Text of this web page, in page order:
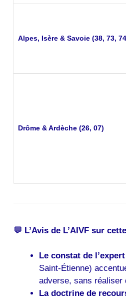
Alpes, Isère & Savoie (38, 73,
Drôme & Ardèche (26, 07)
💬 L’Avis de L’AIVF sur
Le constat de
Saint-Étienne)
adverse, sans réaliser
La doctrine de